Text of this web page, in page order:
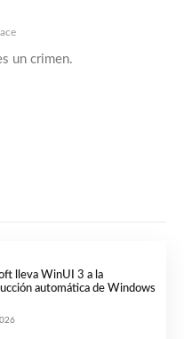
un crimen.
lleva WinUI 3 a la
automática de Windows